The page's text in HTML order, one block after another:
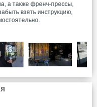
а также френч-прессы,
взять инструкцию,